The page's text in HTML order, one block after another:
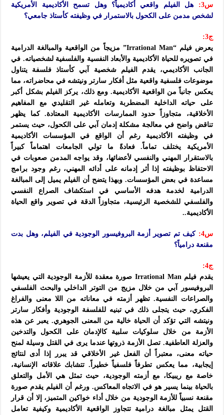
س3:
هل الفيلم واقعي أكاديمياً؟ وهل تسمح الأكاديمية الأمريكية
لشخص مدمن على الكحول بالاستمرار في وظيفته كأستاذ جامعي؟
ج3:
يعرض فيلم “Irrational Man” مزيجاً من الواقعية والمبالغة الدرامية
في تصويره للحياة الأكاديمية والأبعاد النفسية والفلسفية لشخصياته. في
الجانب الأكاديمي، يقدم الفيلم شخصية آبي كأستاذ فلسفة يتناول
موضوعات فلسفية واقعية مثل أفكار سارتر ونيتشه في محاضراته، مما
يعكس جانباً من الواقعية الأكاديمية. ومع ذلك، يركز الفيلم بشكل أكبر
على حياته الداخلية المضطربة وتعامله غير التقليدي مع المفاهيم
الأخلاقية، متجاوزاً حدود الممارسات الأكاديمية المعتادة. كما يظهر
تناقض واضح في معالجة مشكلة إدمان آبي على الكحول، حيث يستمر
في وظيفته الأكاديمية رغم أن الواقع في المؤسسات الأكاديمية
الأمريكية يختلف تماماً. فعادةً ما تولي الجامعات اهتماماً كبيراً
بالاستقرار المهني والنفسي لأعضائها، وقد يواجه المدمن صعوبات في
الاحتفاظ بوظيفته إذا أثر إدمانه على أدائه المهني، رغم وجود برامج
مساعدة في بعض المؤسسات. وبهذا يتضح أن الفيلم يميل إلى المبالغة
الدرامية لخدمة هدفه الأساسي في استكشاف الصراع النفسي
والفلسفي للشخصية الرئيسية، متجاوزاً الدقة في تصوير واقع الحياة
الأكاديمية..
س4:
كيف تم تصوير أزمة البروفيسور الوجودية في الفيلم، وهل بدت
مقنعة درامياً؟
ج4:
يقدم فيلم Irrational Man صورة معقدة للأزمة الوجودية التي يعيشها
البروفيسور آبي من خلال مزيج من التوتر الداخلي والبحث الفلسفي
والصراعات النفسية. تظهر أزمته في معاناته من اللا معنى والفراغ
الفكري، حيث يتجلى ذلك في تبنيه للفلسفة الوجودية وأفكار سارتر
ونيتشه التي تؤكد أن الحياة خالية من المعنى الجوهري. يعبر عن هذه
الأزمة من خلال سلوكيات سلبية كالإدمان على الكحول والتدخين
والعزلة العاطفية. تصل الأزمة ذروتها عندما يرى في القتل وسيلة لمنح
حياته معنى، معتبراً أن الفعل غير الأخلاقي قد يبرر إذا أدى لنتائج
إيجابية، مما يعكس تطرفاً فلسفياً خطيراً. تتشابك علاقاته الإنسانية،
خاصة مع ريبيكا، مع أزمته الوجودية، حيث تمثل هي الأمل والتعلق
بالحياة بينما يسير هو في الاتجاه المعاكس. ورغم أن الفيلم يقدم صورة
مقنعة نسبياً للأزمة الوجودية من خلال أداء خواكين المتميز، إلا أن قرار
القتل يمثل مبالغة درامية تتجاوز الواقعية الأكاديمية وكيفية تعامل